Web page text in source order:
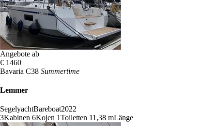
Angebote ab
€ 1460
Bavaria C38 Summertime
Lemmer
SegelyachtBareboat2022
3Kabinen 6Kojen 1Toiletten 11,38 mLänge